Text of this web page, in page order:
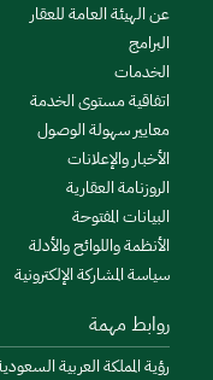
عن الهيئة العامة للعقار
البرامج
الخدمات
اتفاقية مستوى الخدمة
معايير سهولة الوصول
الأخبار والإعلانات
الروزنامة العقارية
البيانات المفتوحة
الأنظمة واللوائح والأدلة
سياسة المشاركة الإلكترونية
روابط مهمة
رؤية المملكة العربية السعودية